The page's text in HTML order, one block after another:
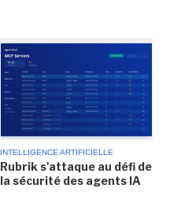
INTELLIGENCE ARTIFICIELLE
Rubrik s'attaque au défi de
la sécurité des agents IA